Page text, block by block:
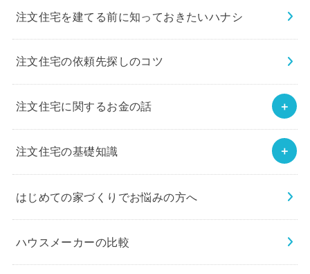
注文住宅を建てる前に知っておきたいハナシ
注文住宅の依頼先探しのコツ
注文住宅に関するお金の話
注文住宅の基礎知識
はじめての家づくりでお悩みの方へ
ハウスメーカーの比較